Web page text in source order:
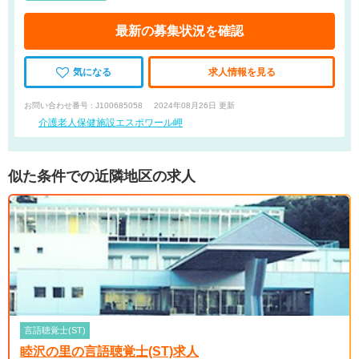
最新の募集状況を確認
気になる 求人情報を見る
お問い合わせ番号 : J100685058 2024年08月26日 更新
介護老人保健施設エスポワール岬
似た条件での近隣地区の求人
言語聴覚士(ST)
睦沢の里の言語聴覚士(ST)求人